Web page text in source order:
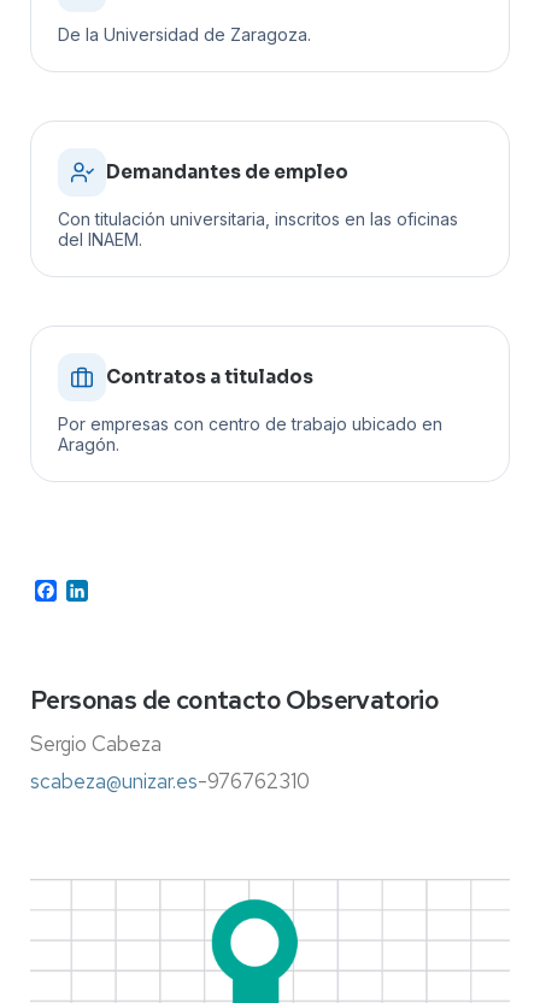
De la Universidad de Zaragoza.
Demandantes de empleo
Con titulación universitaria, inscritos en las oficinas
del INAEM.
Contratos a titulados
Por empresas con centro de trabajo ubicado en
Aragón.
Facebook
Personas de contacto Observatorio
Sergio Cabeza
scabeza@unizar.es-976762310